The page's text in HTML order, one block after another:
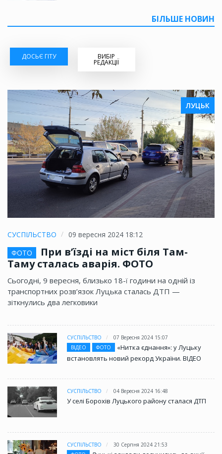
БІЛЬШЕ НОВИН
ДОСЬЄ ГІТУ ВИБІР
РЕДАКЦІЇ
ЛУЦЬК
СУСПІЛЬСТВО
09 вересня 2024 18:12
ФОТО
При в’їзді на міст біля Там-
Таму сталась аварія. ФОТО
Сьогодні, 9 вересня, близько 18-ї години на одній із
транспортних розв’язок Луцька сталась ДТП —
зіткнулись два легковики
СУСПІЛЬСТВО
07 Вересня 2024 15:07
ВІДЕО
ФОТО
«Нитка єднання»: у Луцьку
встановлять новий рекорд України. ВІДЕО
СУСПІЛЬСТВО 04 Вересня 2024 16:48
У селі Борохів Луцького району сталася ДТП
СУСПІЛЬСТВО
30 Серпня 2024 21:53